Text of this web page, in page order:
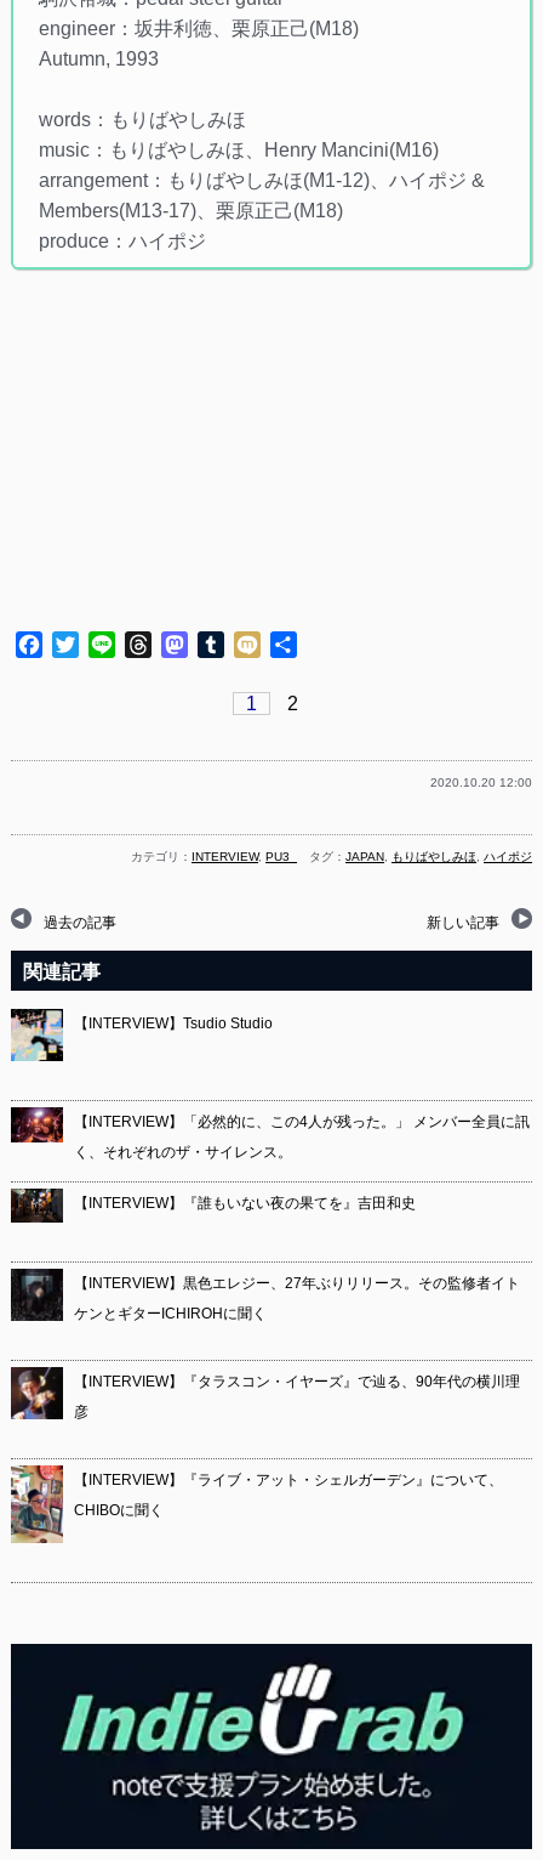
engineer：坂井利徳、栗原正己(M18)
Autumn, 1993
words：もりばやしみほ
music：もりばやしみほ、Henry Mancini(M16)
arrangement：もりばやしみほ(M1-12)、ハイポジ &
Members(M13-17)、栗原正己(M18)
produce：ハイポジ
Facebook
TwitterLine ThreadsMastodon
Tumblr
Mixi
1
2
2020.10.20 12:00
カテゴリ： INTERVIEW,PU3_ タグ：JAPAN もりばやしみほ ,ハイポジ
過去の記事 新しい記事
関連記事
【INTERVIEW】Tsudio Studio
【INTERVIEW】「必然的に、この4人が残った。」 メンバー全員に訊
く、それぞれのザ・サイレンス。
【INTERVIEW】『誰もいない夜の果てを』吉田和史
【INTERVIEW】黒色エレジー、27年ぶりリリース。その監修者イト
ケンとギターICHIROHに聞く
【INTERVIEW】『タラスコン・イヤーズ』で辿る、90年代の横川理
彦
【INTERVIEW】『ライブ・アット・シェルガーデン』について、
CHIBOに聞く